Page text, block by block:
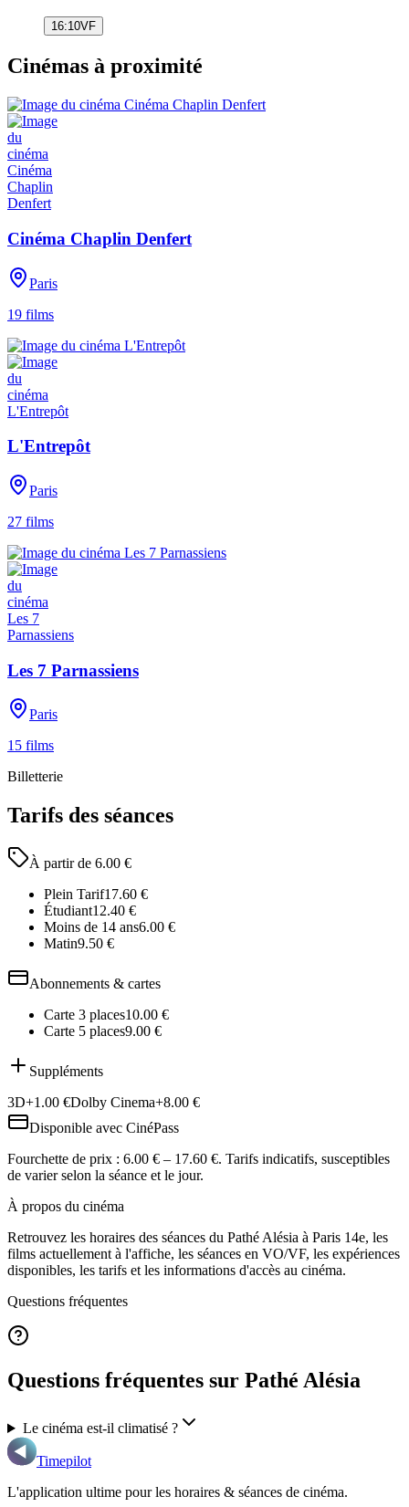
16:10VF
Cinémas à proximité
Cinéma Chaplin Denfert
Paris
19 films
L'Entrepôt
Paris
27 films
Les 7 Parnassiens
Paris
15 films
Billetterie
Tarifs des séances
À partir de 6.00 €
Plein Tarif17.60 €
Étudiant12.40 €
Moins de 14 ans6.00 €
Matin9.50 €
Abonnements & cartes
Carte 3 places10.00 €
Carte 5 places9.00 €
Suppléments
3D+1.00 €Dolby Cinema+8.00 €
Disponible avec CinéPass
Fourchette de prix : 6.00 € – 17.60 €. Tarifs indicatifs, susceptibles
de varier selon la séance et le jour.
À propos du cinéma
Retrouvez les horaires des séances du Pathé Alésia à Paris 14e, les
films actuellement à l'affiche, les séances en VO/VF, les expériences
disponibles, les tarifs et les informations d'accès au cinéma.
Questions fréquentes
Questions fréquentes sur Pathé Alésia
Le cinéma est-il climatisé ?
Timepilot
L'application ultime pour les horaires & séances de cinéma.